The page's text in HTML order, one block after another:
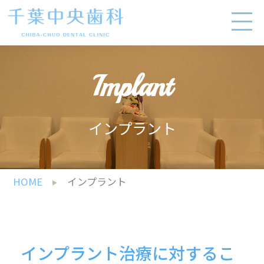
Implant
インプラント
HOME インプラント
インプラント治療に対するこ